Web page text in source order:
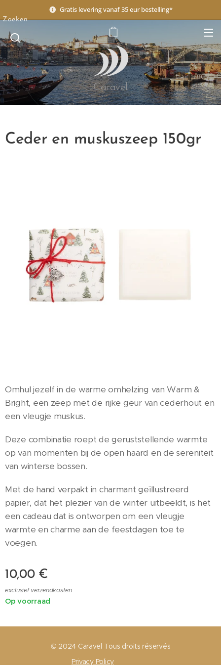
Gratis levering vanaf 35 eur bestelling*
Caravel
Zoeken
Ceder en muskuszeep 150gr
Omhul jezelf in de warme omhelzing van Warm &
Bright, een zeep met de rijke geur van cederhout en
een vleugje muskus.
Deze combinatie roept de geruststellende warmte
op van momenten bij de open haard en de sereniteit
van winterse bossen.
Met de hand verpakt in charmant geïllustreerd
papier, dat het plezier van de winter uitbeeldt, is het
een cadeau dat is ontworpen om een vleugje
warmte en charme aan de feestdagen toe te
voegen.
10,00€
exclusief verzendkosten
Op voorraad
© 2024 Caravel Tous droits réservés
Privacy Policy